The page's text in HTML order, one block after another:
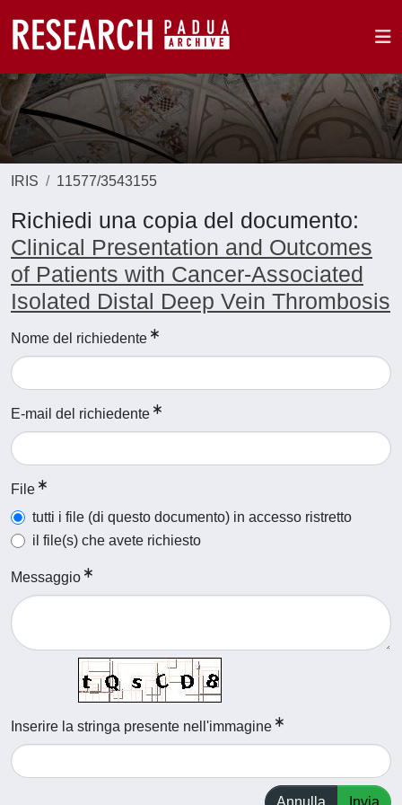
IRIS 11577/3543155
Richiedi una copia del documento:
Clinical Presentation and Outcomes
of Patients with Cancer-Associated
Isolated Distal Deep Vein Thrombosis
Nome del richiedente
E-mail del richiedente
File
tutti i file (di questo documento) in accesso ristretto
il file(s) che avete richiesto
Messaggio
Inserire la stringa presente nell'immagine
Annulla Invia